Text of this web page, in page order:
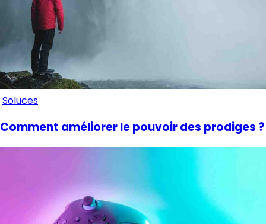
Soluces
Comment améliorer le pouvoir des prodiges ?